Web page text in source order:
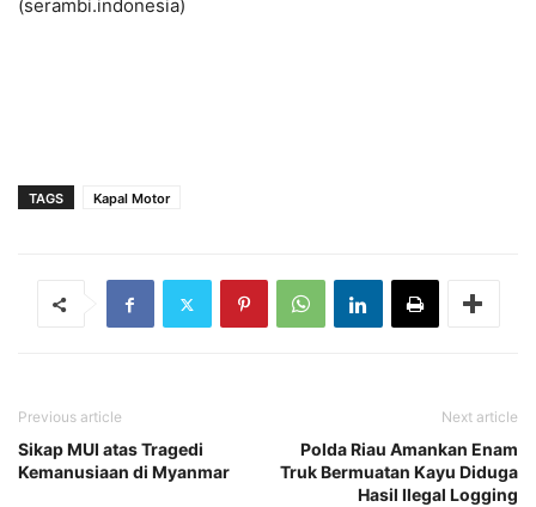
(serambi.indonesia)
TAGS Kapal Motor
Previous article
Sikap MUI atas Tragedi
Kemanusiaan di Myanmar
Next article
Polda Riau Amankan Enam
Truk Bermuatan Kayu Diduga
Hasil Ilegal Logging